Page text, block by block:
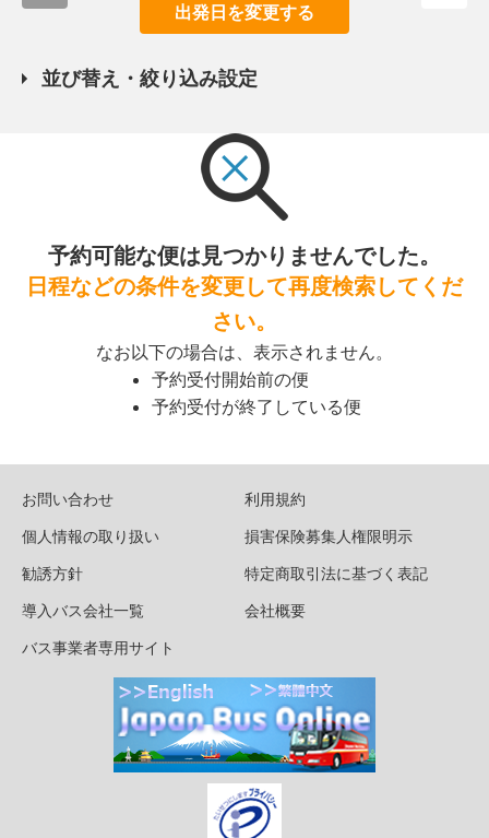
出発日を変更する
並び替え・絞り込み設定
予約可能な便は見つかりませんでした。
日程などの条件を変更して再度検索してくだ
さい。
なお以下の場合は、表示されません。
予約受付開始前の便
予約受付が終了している便
お問い合わせ
利用規約
個人情報の取り扱い
損害保険募集人権限明示
勧誘方針
特定商取引法に基づく表記
導入バス会社一覧
会社概要
バス事業者専用サイト